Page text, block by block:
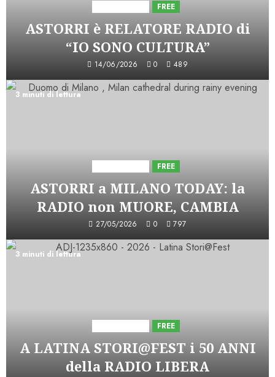
FREE
ASTORRI è RELATORE RADIO di
“IO SONO CULTURA”
14/06/2026 0 489
3 minuti di lettura
FREE
ASTORRI a MILANO TODAY: la
RADIO non MUORE, CAMBIA
27/05/2026 0 797
3 minuti di lettura
FREE
A LATINA STORI@FEST i 50 ANNI
della RADIO LIBERA